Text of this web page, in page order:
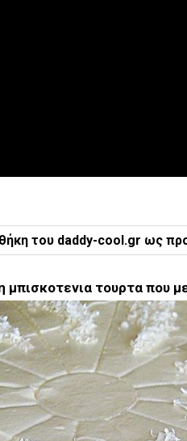
του daddy-cool.gr ως
μπισκοτενια τουρτα που